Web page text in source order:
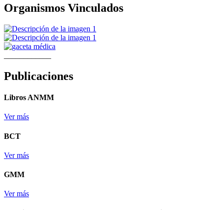
Organismos Vinculados
Publicaciones
Libros ANMM
Ver más
BCT
Ver más
GMM
Ver más